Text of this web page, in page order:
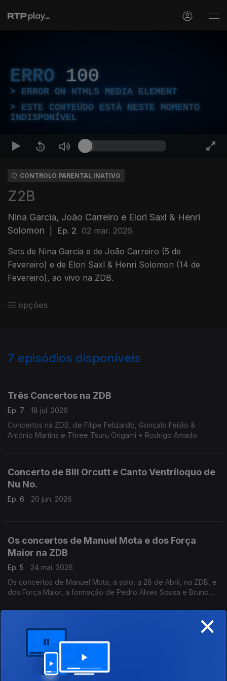
ERRO 100
ERROR ON HTML5 MEDIA ELEMENT
ESTE CONTEÚDO ESTÁ NESTE MOMENTO
INDISPONÍVEL
CONTROLO PARENTAL INATIVO
Z2B
Nina Garcia, João Carreiro e Elori Saxl & Henri
Solomon
Ep. 2 02 mar. 2026
Sets de Nina Garcia e de João Carreiro (5 de
Fevereiro) e de Elori Saxl & Henri Solomon (14 de
Fevereiro), ao vivo na ZDB.
opções
7 episódios disponíveis
Três Concertos na ZDB
Ep. 7
18 jul. 2026
Concertos na ZDB, de Filipe Felizardo, Gonçalo Feijão &
António Martins e Three Tsuru Origami + Rodrigo Amado.
Concerto de Bill Orcutt e Canto Ventríloquo de
Nu No.
Ep. 6 20 jun. 2026
Os concertos de Manuel Mota e dos Força
Maior na ZDB
Ep. 5
24 mai. 2026
Os concertos de Manuel Mota, a solo, a 28 de Abril, na ZDB, e
dos Força Maior, a formação de Pedro Alves Sousa e Bruno
Rafael Toral (II), Garoa e Richard Bishop.
27 abr. 2026
Concertos ao vivo, na ZDB, de Garoa (14 de Março), Rafael
Toral (19 de Março) e de Sir Richard Bishop (21 de Março).
×